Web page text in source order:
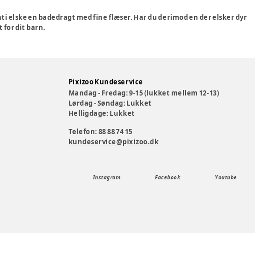
elske en badedragt med fine flæser. Har du derimod en der elsker dyr
for dit barn.
Pixizoo Kundeservice
Mandag - Fredag: 9-15 (lukket mellem 12-13)
Lørdag - Søndag: Lukket
Helligdage: Lukket
Telefon: 88 88 74 15
kundeservice@pixizoo.dk
Instagram Facebook Youtube